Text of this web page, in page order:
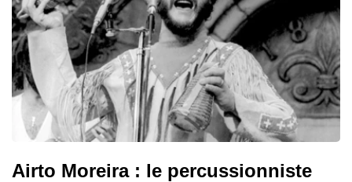
Airto Moreira : le percussionniste